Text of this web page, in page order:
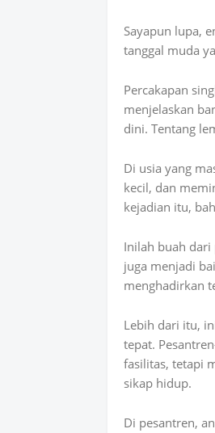
Sayapun lupa,
tanggal muda
Percakapan
menjelaskan
dini. Tentang
Di usia yang
kecil, dan
kejadian itu,
Inilah buah dari
juga menjadi
menghadirkan
Lebih dari itu,
tepat.
fasilitas, tetapi
sikap hidup.
Di pesantren,